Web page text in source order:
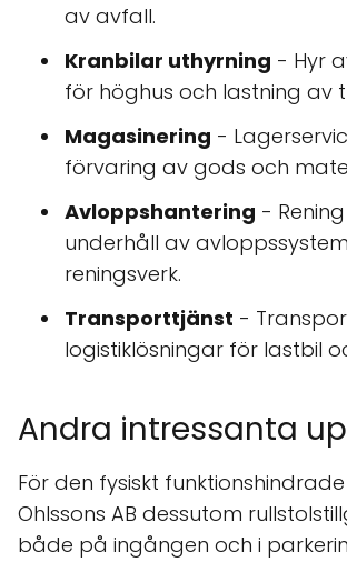
av avfall.
Kranbilar uthyrning - Hyr
för höghus och lastning av
Magasinering -
förvaring av gods och
Avloppshantering -
underhåll av
reningsverk.
Transporttjänst -
logistiklösningar för lastbil
Andra intressanta
För den fysiskt
Ohlssons AB dessutom
både på ingången och i